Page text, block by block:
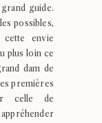
guide.
possibles,
envie
plus loin ce
dam de
premières
celle de